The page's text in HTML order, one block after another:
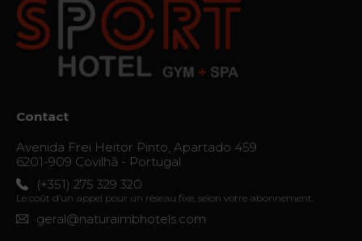
Le frisson
du destin
Contact
Localisation
Infos
Contact
Avenida Frei Heitor Pinto, Apartado 459
6201-909 Covilhã - Portugal
(+351) 275 329 320
Le coût d’un appel pour un réseau fixe, selon votre abonnement.
geral@naturaimbhotels.com